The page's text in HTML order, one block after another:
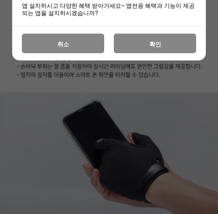
앱 설치하시고 다양한 혜택 받아가세요~ 앱전용 혜택과 기능이 제공
되는 앱을 설치하시겠습니까?
취소 확인